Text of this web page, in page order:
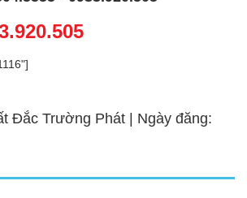
Đắc Trường Phát | Ngày đăng: